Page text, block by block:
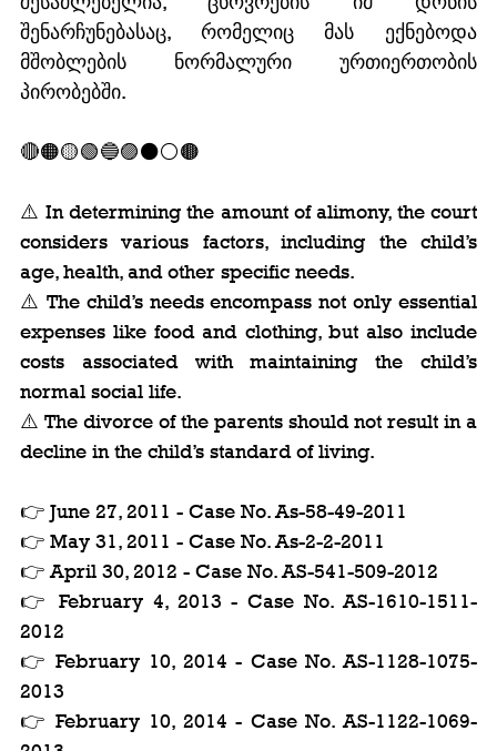
შენარჩუნებასაც, რომელიც მას ექნებოდა
მშობლების ნორმალური ურთიერთობის
პირობებში.
🔴🟠🟡🟢🔵🟣⚫️⚪️🟤
⚠️ In determining the amount of alimony, the court
considers various factors, including the child’s
age, health, and other specific needs.
⚠️ The child’s needs encompass not only essential
expenses like food and clothing, but also include
costs associated with maintaining the child’s
normal social life.
⚠️ The divorce of the parents should not result in a
decline in the child’s standard of living.
👉 June 27, 2011 - Case No. As-58-49-2011
👉 May 31, 2011 - Case No. As-2-2-2011
👉 April 30, 2012 - Case No. AS-541-509-2012
👉 February 4, 2013 - Case No. AS-1610-1511-
2012
👉 February 10, 2014 - Case No. AS-1128-1075-
2013
👉 February 10, 2014 - Case No. AS-1122-1069-